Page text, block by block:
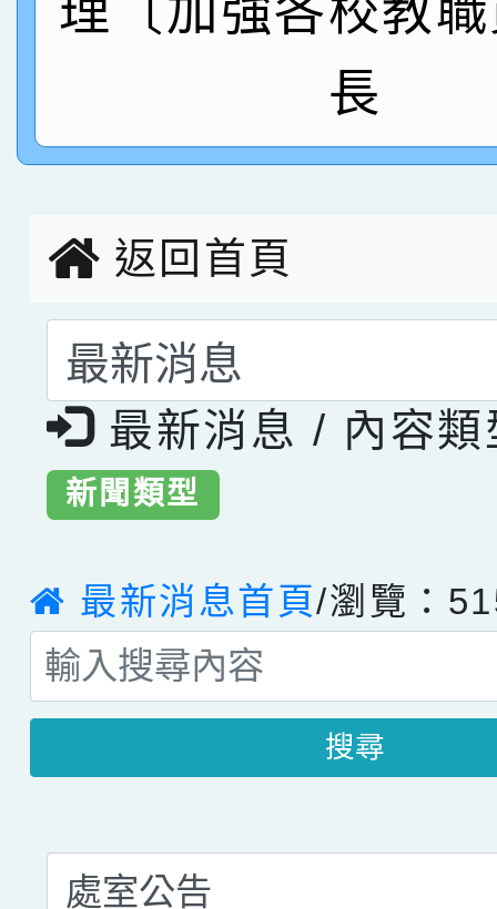
臺灣台語-第二名
市賽榮獲科學小創客佳
長
返回首頁
選擇後頁面內容會更
最新消息 / 內容類
新聞類型
最新消息首頁/瀏覽：
搜尋